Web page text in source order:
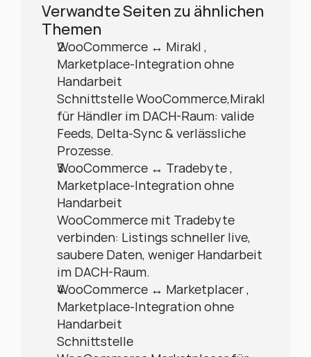
Verwandte Seiten zu ähnlichen
Themen
WooCommerce ↔ Mirakl ,
Marketplace-Integration ohne
Handarbeit
Schnittstelle WooCommerce,Mirakl
für Händler im DACH-Raum: valide
Feeds, Delta-Sync & verlässliche
Prozesse.
WooCommerce ↔ Tradebyte ,
Marketplace-Integration ohne
Handarbeit
WooCommerce mit Tradebyte
verbinden: Listings schneller live,
saubere Daten, weniger Handarbeit
im DACH-Raum.
WooCommerce ↔ Marketplacer ,
Marketplace-Integration ohne
Handarbeit
Schnittstelle